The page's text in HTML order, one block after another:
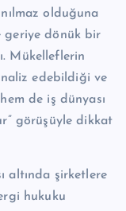
olduğuna
geriye dönük bir
Mükelleflerin
edebildiği ve
de iş dünyası
görüşüyle dikkat
altında şirketlere
hukuku